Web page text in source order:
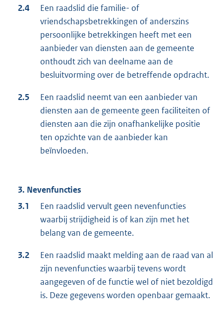
2.4
Een raadslid die familie- of
vriendschapsbetrekkingen of anderszins
persoonlijke betrekkingen heeft met een
aanbieder van diensten aan de gemeente
onthoudt zich van deelname aan de
besluitvorming over de betreffende opdracht.
2.5
Een raadslid neemt van een aanbieder van
diensten aan de gemeente geen faciliteiten of
diensten aan die zijn onafhankelijke positie
ten opzichte van de aanbieder kan
beïnvloeden.
3. Nevenfuncties
3.1
Een raadslid vervult geen nevenfuncties
waarbij strijdigheid is of kan zijn met het
belang van de gemeente.
3.2
Een raadslid maakt melding aan de raad van al
zijn nevenfuncties waarbij tevens wordt
aangegeven of de functie wel of niet bezoldigd
is. Deze gegevens worden openbaar gemaakt.